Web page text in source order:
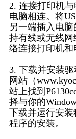
2. 连接打印机
电脑相连。将
另一端插入电
持有线或无线网
络连接打印机和
3. 下载并安装
网站（
站上找到
择与你的
下载并运行安
程序的安装。